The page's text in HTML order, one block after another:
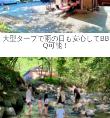
大型タープで雨の日も安心してBB
Q可能！